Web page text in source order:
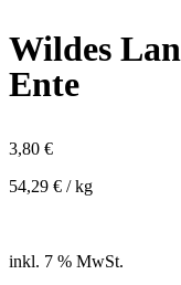
Wildes
Ente
3,80 €
54,29 € /kg
inkl. 7 % MwSt.